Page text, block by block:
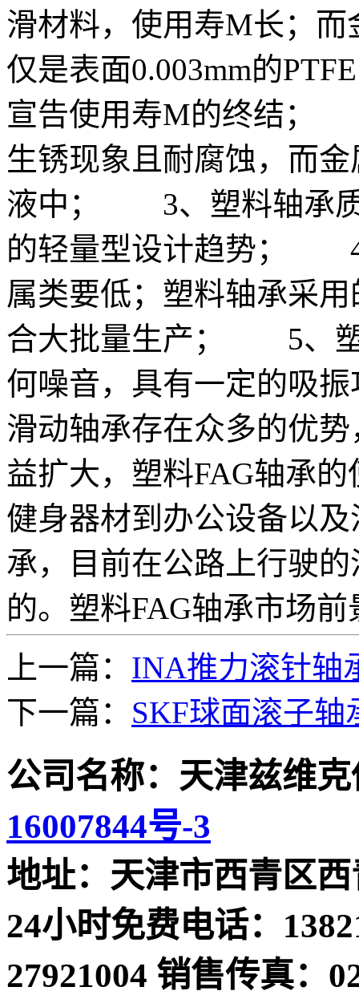
滑材料，使用寿M长；
仅是表面0.003mm的
宣告使用寿M的终结；
生锈现象且耐腐蚀，而
液中； 3、塑料轴承质
的轻量型设计趋势； 4
属类要低；塑料轴承采
合大批量生产； 5、塑
何噪音，具有一定的吸
滑动轴承存在众多的优
益扩大，塑料FAG轴承
健身器材到办公设备以
承，目前在公路上行驶
的。塑料FAG轴承市场
上一篇： INA推力滚针轴
下一篇： SKF球面滚子轴
公司名称：天津兹维
16007844号-3
地址：天津市西青区西
24小时免费电话：
27921004 销售传真：